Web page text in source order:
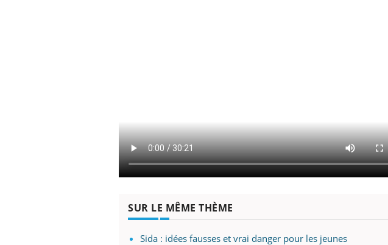
SUR LE MÊME THÈME
Sida : idées fausses et vrai danger pour les jeunes